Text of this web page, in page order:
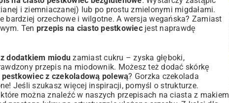
i ziemniaczanej) lub po prostu zmielonymi migdałami.
bardziej orzechowe i wilgotne. A wersja wegańska? Zamiast
Ten przepis na ciasto pestkowiecjest naprawdę
dodatkiem miodu zamiast cukru – zyska głęboki,
przepis na miodownik. Możesz też dodać skórkę
z czekoladową polewą? Gorzka czekolada
Jeśli szukasz więcej inspiracji, pomyśl o strukturze.
można znaleźć w naszych przepisach na ciasta z makiem